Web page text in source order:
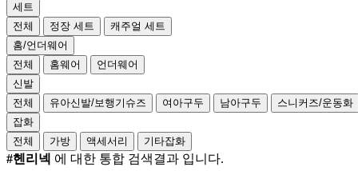
세트
전체
정장 세트
캐주얼 세트
홈/언더웨어
전체
홈웨어
언더웨어
신발
전체
유아신발/보행기슈즈 여아구두 남아구두 스니커즈/운동화
잡화
전체
가방 액세서리 기타잡화
#헨리넥 에 대한 통합 검색결과 입니다.